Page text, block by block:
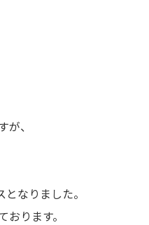
、
なりました。
ります。